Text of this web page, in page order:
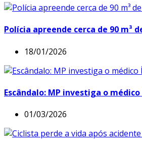
Polícia apreende cerca de 90 m³
18/01/2026
Escândalo: MP investiga o
01/03/2026